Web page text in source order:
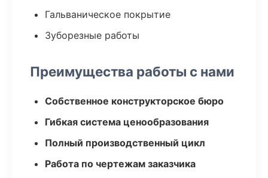
Гальваническое покрытие
Зуборезные работы
Преимущества работы с нами
Собственное конструкторское бюро
Гибкая система ценообразования
Полный производственный цикл
Работа по чертежам заказчика